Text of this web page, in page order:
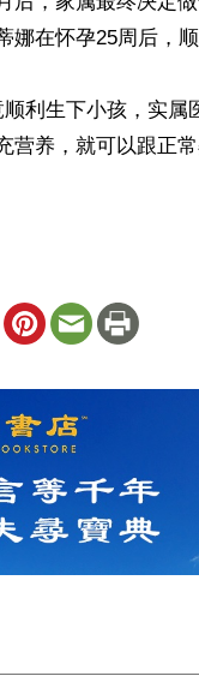
在怀孕25周后，
利生下小孩，实属
营养，就可以跟正